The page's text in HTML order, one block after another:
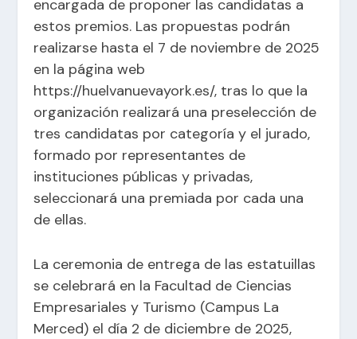
encargada de proponer las candidatas a
estos premios. Las propuestas podrán
realizarse hasta el 7 de noviembre de 2025
en la página web
https://huelvanuevayork.es/, tras lo que la
organización realizará una preselección de
tres candidatas por categoría y el jurado,
formado por representantes de
instituciones públicas y privadas,
seleccionará una premiada por cada una
de ellas.
La ceremonia de entrega de las estatuillas
se celebrará en la Facultad de Ciencias
Empresariales y Turismo (Campus La
Merced) el día 2 de diciembre de 2025,